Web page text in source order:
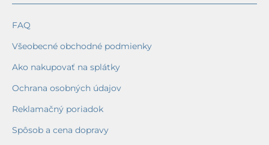
FAQ
Všeobecné obchodné podmienky
Ako nakupovať na splátky
Ochrana osobných údajov
Reklamačný poriadok
Spôsob a cena dopravy